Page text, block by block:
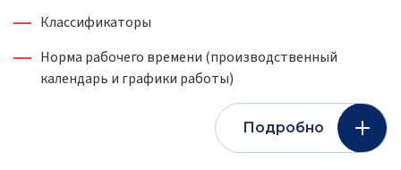
Классификаторы
Норма рабочего времени (производственный
календарь и графики работы)
Подробно